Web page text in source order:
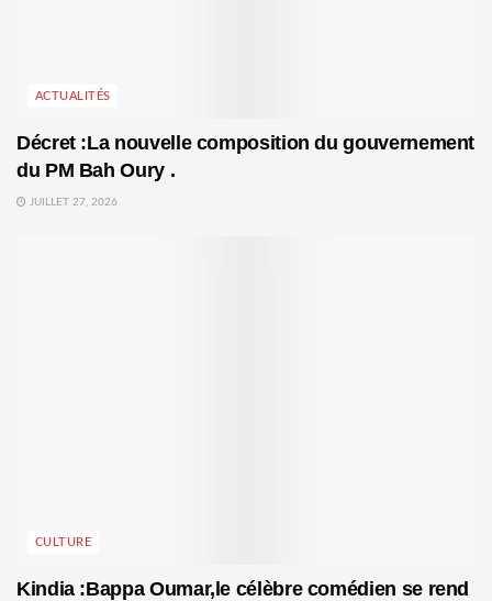
ACTUALITÉS
Décret :La nouvelle composition du gouvernement
du PM Bah Oury .
JUILLET 27, 2026
CULTURE
Kindia :Bappa Oumar,le célèbre comédien se rend